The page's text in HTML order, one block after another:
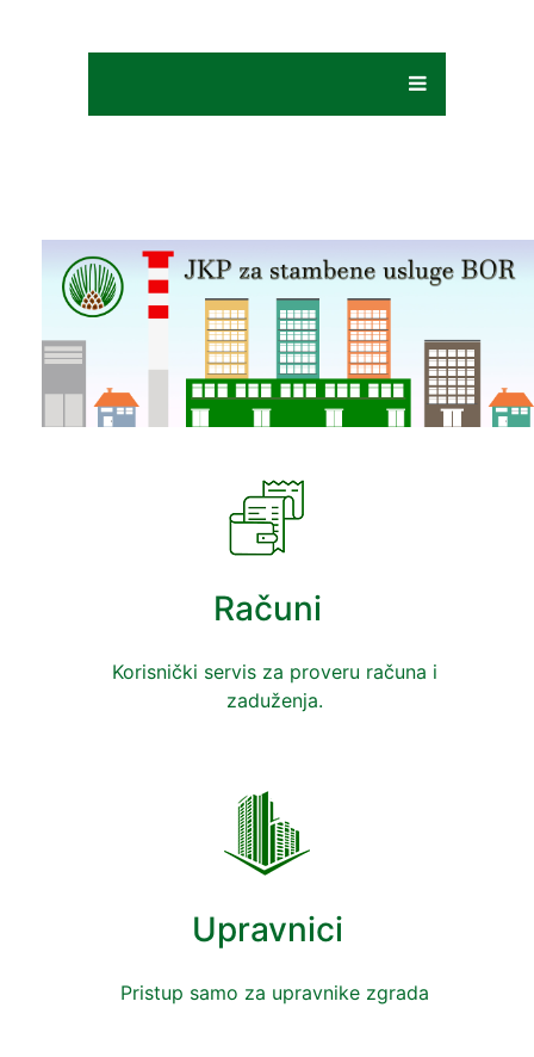
Računi
Korisnički servis za proveru računa i
zaduženja.
Upravnici
Pristup samo za upravnike zgrada